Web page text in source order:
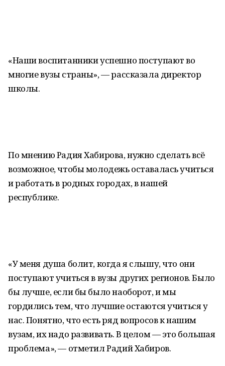
«Наши воспитанники успешно поступают во
многие вузы страны», — рассказала директор
школы.
По мнению Радия Хабирова, нужно сделать всё
возможное, чтобы молодежь оставалась учиться
и работать в родных городах, в нашей
республике.
«У меня душа болит, когда я слышу, что они
поступают учиться в вузы других регионов. Было
бы лучше, если бы было наоборот, и мы
гордились тем, что лучшие остаются учиться у
нас. Понятно, что есть ряд вопросов к нашим
вузам, их надо развивать. В целом — это большая
проблема», — отметил Радий Хабиров.